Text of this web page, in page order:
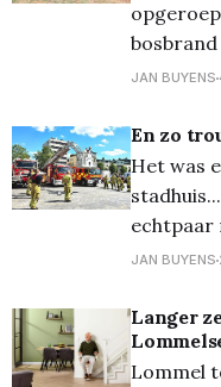
De
controle
JAN BUYENS
En zo
Het was
echtpaar
bijzonder
'van de
JAN BUYENS
Langer
Lommel